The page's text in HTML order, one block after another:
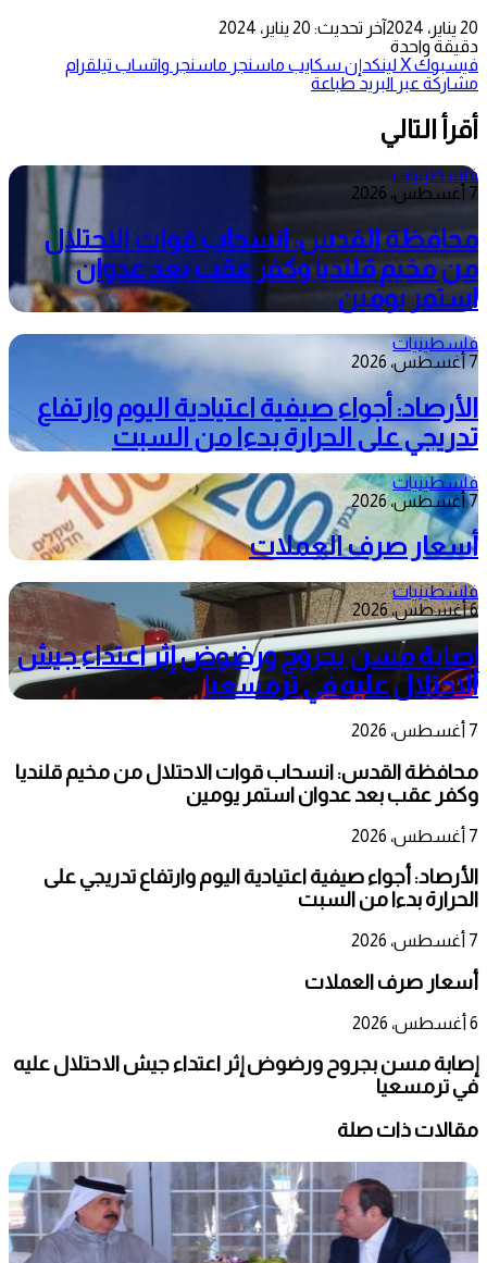
20 يناير، 2024
آخر تحديث: 20 يناير، 2024
دقيقة واحدة
فيسبوك‫Xلينكدإن سكايب ماسنجر ماسنجر واتساب تيلقرام
مشاركة عبر البريد طباعة
أقرأ التالي
فلسطينيات
7 أغسطس، 2026
محافظة القدس: انسحاب قوات الاحتلال
من مخيم قلنديا وكفر عقب بعد عدوان
استمر يومين
فلسطينيات
7 أغسطس، 2026
الأرصاد: أجواء صيفية اعتيادية اليوم وارتفاع
تدريجي على الحرارة بدءا من السبت
فلسطينيات
7 أغسطس، 2026
أسعار صرف العملات
فلسطينيات
6 أغسطس، 2026
إصابة مسن بجروح ورضوض إثر اعتداء جيش
الاحتلال عليه في ترمسعيا
7 أغسطس، 2026
محافظة القدس: انسحاب قوات الاحتلال من مخيم قلنديا
وكفر عقب بعد عدوان استمر يومين
7 أغسطس، 2026
الأرصاد: أجواء صيفية اعتيادية اليوم وارتفاع تدريجي على
الحرارة بدءا من السبت
7 أغسطس، 2026
أسعار صرف العملات
6 أغسطس، 2026
إصابة مسن بجروح ورضوض إثر اعتداء جيش الاحتلال عليه
في ترمسعيا
مقالات ذات صلة